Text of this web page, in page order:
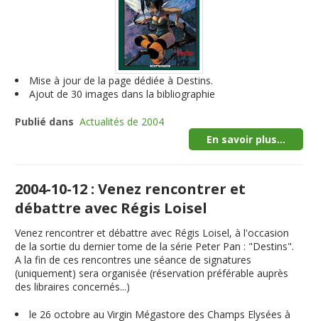
Mise à jour de la page dédiée à Destins.
Ajout de 30 images dans la bibliographie
Publié dans Actualités de 2004
En savoir plus...
2004-10-12 : Venez rencontrer et
débattre avec Régis Loisel
Venez rencontrer et débattre avec Régis Loisel, à l'occasion
de la sortie du dernier tome de la série Peter Pan : "Destins".
A la fin de ces rencontres une séance de signatures
(uniquement) sera organisée (réservation préférable auprès
des libraires concernés...)
le 26 octobre au Virgin Mégastore des Champs Elysées à